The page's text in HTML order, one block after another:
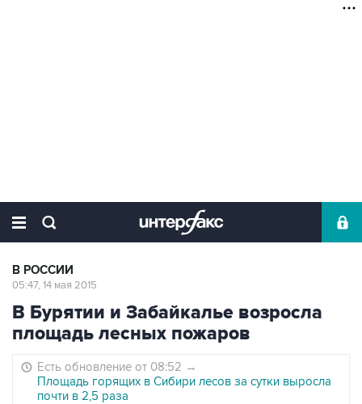
В РОССИИ
05:47, 14 мая 2015
В Бурятии и Забайкалье возросла
площадь лесных пожаров
Есть обновление от 08:52 →
Площадь горящих в Сибири лесов за сутки выросла
почти в 2,5 раза